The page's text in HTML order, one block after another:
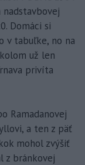
nadstavbovej
Domáci si
v tabuľke, no na
už len
privíta
Ramadanovej
a ten z päť
mohol zvýšiť
z bránkovej